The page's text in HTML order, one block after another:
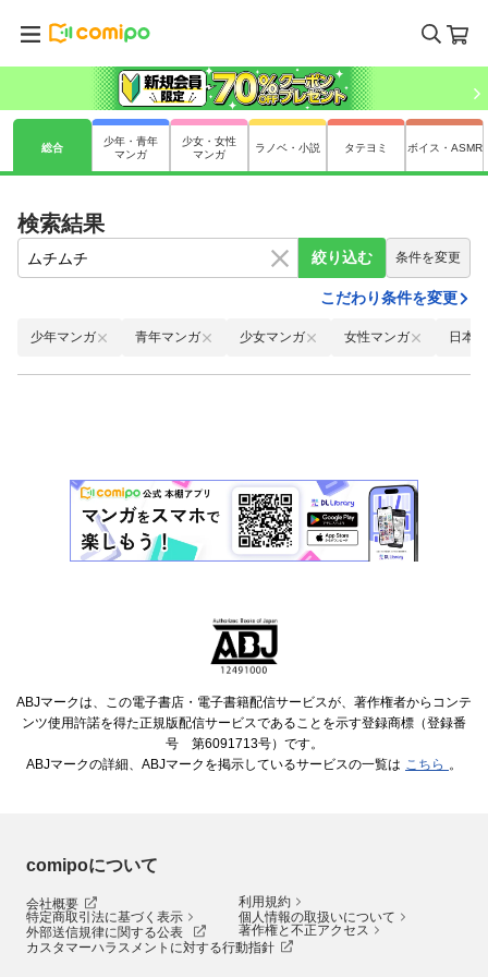
総合
少年・青年
マンガ
少女・女性
マンガ
ラノベ・小説 タテヨミ ボイス・ASMR
検索結果
絞り込む 条件を変更
こだわり条件を変更
少年マンガ 青年マンガ 少女マンガ 女性マンガ 日本語
ABJマークは、この電子書店・電子書籍配信サービスが、著作権者からコンテ
ンツ使用許諾を得た正規版配信サービスであることを示す登録商標（登録番
号 第6091713号）です。
ABJマークの詳細、ABJマークを掲示しているサービスの一覧は こちら 。
comipoについて
会社概要
利用規約
特定商取引法に基づく表示
個人情報の取扱いについて
外部送信規律に関する公表
著作権と不正アクセス
カスタマーハラスメントに対する行動指針